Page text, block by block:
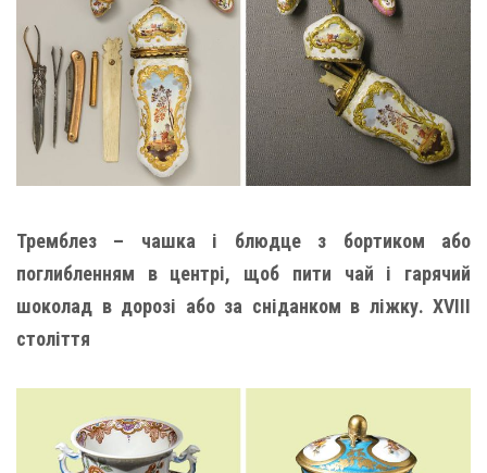
Тремблез – чашка і блюдце з бортиком або
поглибленням в центрі, щоб пити чай і гарячий
шоколад в дорозі або за сніданком в ліжку. XVIII
століття